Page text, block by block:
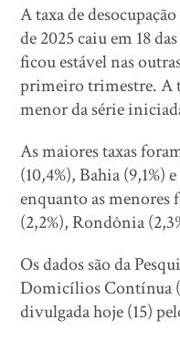
A taxa de
de 2025 caiu em 18
ficou estável nas
primeiro trimestre. A
menor da série
As maiores taxas
(10,4%), Bahia (9,1%)
enquanto as menores
(2,2%), Rondônia
Os dados são da
Domicílios Contínua
divulgada hoje (15)